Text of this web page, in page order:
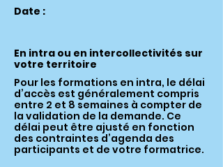
Date :
En intra ou en intercollectivités sur
votre territoire
Pour les formations en intra, le délai
d’accès est généralement compris
entre 2 et 8 semaines à compter de
la validation de la demande. Ce
délai peut être ajusté en fonction
des contraintes d’agenda des
participants et de votre formatrice.